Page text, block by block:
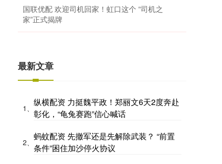
国联优配 欢迎司机回家！虹口这个 “司机之
家”正式揭牌
最新文章
1、
纵横配资 力挺魏平政！郑丽文6天2度奔赴
彰化，“龟兔赛跑”信心喊话
2、
蚂蚊配资 先撤军还是先解除武装？ “前置
条件”困住加沙停火协议